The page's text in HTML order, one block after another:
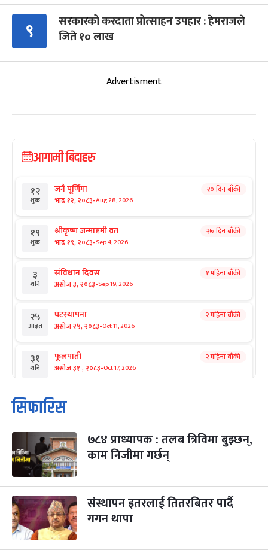
९
सरकारको करदाता प्रोत्साहन उपहार : हेमराजले
जिते १० लाख
Advertisment
आगामी बिदाहरु
१२
शुक्र
जनै पूर्णिमा
भाद्र १२, २०८३-Aug 28, 2026
२० दिन बाँकी
१९
शुक्र
श्रीकृष्ण जन्माष्टमी व्रत
भाद्र १९, २०८३-Sep 4, 2026
२७ दिन बाँकी
३
शनि
संविधान दिवस
असोज ३, २०८३-Sep 19, 2026
१ महिना बाँकी
२५
आइत
घटस्थापना
असोज २५, २०८३-Oct 11, 2026
२ महिना बाँकी
३१
शनि
फूलपाती
असोज ३१ , २०८३-Oct 17, 2026
२ महिना बाँकी
१
आइत
कार्तिक सङ्क्रान्ति
कार्तिक १, २०८३
३
मंगल
महानवमी
कार्तिक ३, २०८३-Oct 20, 2026
२ महिना बाँकी
४
बुध कार्तिक ४, २०८३
५
बिहि
पापा‌ङ्कुशा एकादशी व्रत
कार्तिक ५, २०८३
सिफारिस
७८४ प्राध्यापक : तलब त्रिविमा बुझ्छन्,
काम निजीमा गर्छन्
संस्थापन इतरलाई तितरबितर पार्दै
गगन थापा